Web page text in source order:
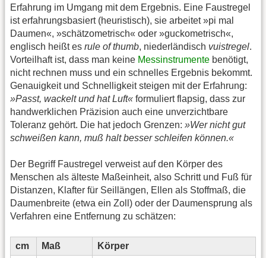
Erfahrung im Umgang mit dem Ergebnis. Eine Faustregel
ist erfahrungsbasiert (heuristisch), sie arbeitet »pi mal
Daumen«, »schätzometrisch« oder »guckometrisch«,
englisch heißt es rule of thumb, niederländisch vuistregel.
Vorteilhaft ist, dass man keine Messinstrumente benötigt,
nicht rechnen muss und ein schnelles Ergebnis bekommt.
Genauigkeit und Schnelligkeit steigen mit der Erfahrung:
»Passt, wackelt und hat Luft« formuliert flapsig, dass zur
handwerklichen Präzision auch eine unverzichtbare
Toleranz gehört. Die hat jedoch Grenzen: »Wer nicht gut
schweißen kann, muß halt besser schleifen können.«
Der Begriff Faustregel verweist auf den Körper des
Menschen als älteste Maßeinheit, also Schritt und Fuß für
Distanzen, Klafter für Seillängen, Ellen als Stoffmaß, die
Daumenbreite (etwa ein Zoll) oder der Daumensprung als
Verfahren eine Entfernung zu schätzen:
cm Maß
Körper